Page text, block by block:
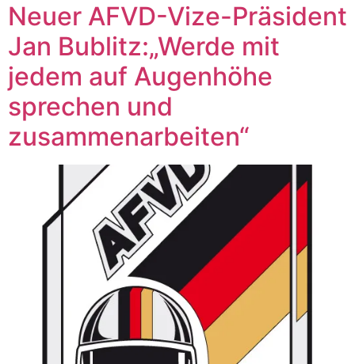
Neuer AFVD-Vize-Präsident
Jan Bublitz:„Werde mit
jedem auf Augenhöhe
sprechen und
zusammenarbeiten“